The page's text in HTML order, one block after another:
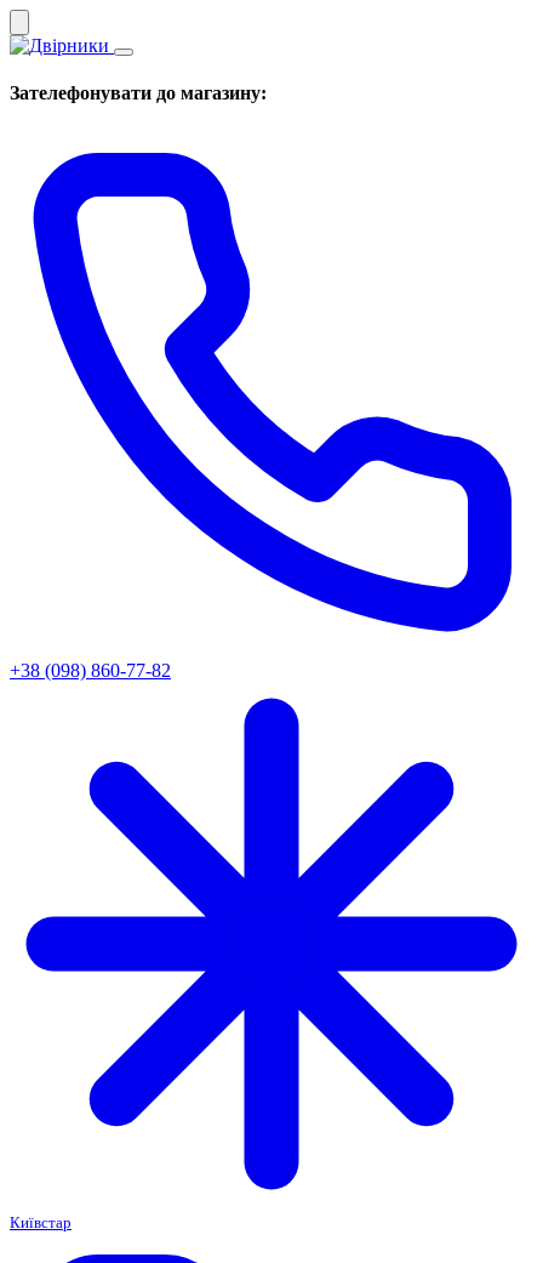
Зателефонувати до магазину:
+38 (098) 860-77-82
Київстар